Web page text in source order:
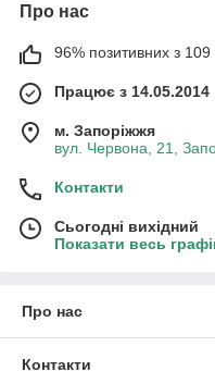
Про нас
96% позитивних з 109
Працює з 14.05.2014
м. Запоріжжя
вул. Червона, 21,
Контакти
Сьогодні вихідний
Показати весь
Про нас
Контакти